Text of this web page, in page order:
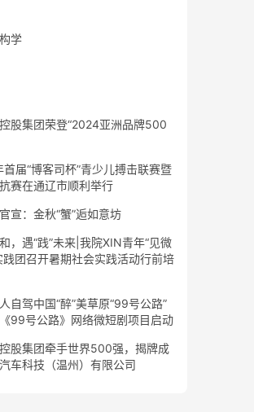
学
股集团荣登“2024亚洲品牌500
届“博客司杯”青少儿搏击联赛暨
赛在通辽市顺利举行
宣：金秋“蟹”逅如意坊
，遇“践”未来|我院XIN青年“见微
践团召开暑期社会实践活动行前培
自驾中国“醉”美草原“99号公路”
99号公路》网络微短剧项目启动
股集团牵手世界500强，揭牌成
车科技（温州）有限公司